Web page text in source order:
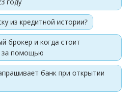
году
из кредитной истории?
брокер и когда стоит
за помощью
банк при открытии